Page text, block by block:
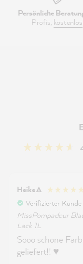
Persönliche
Profis, kostenlos
Heike A
Verifizierter Kunde
MissPompadour
Lack 1L
Sooo schöne
geliefert!! ♥️